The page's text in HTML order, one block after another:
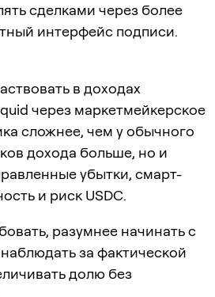
сделками через более
интерфейс подписи.
в доходах
через маркетмейкерское
сложнее, чем у обычного
дохода больше, но и
убытки, смарт-
и риск USDC.
разумнее начинать с
за фактической
долю без